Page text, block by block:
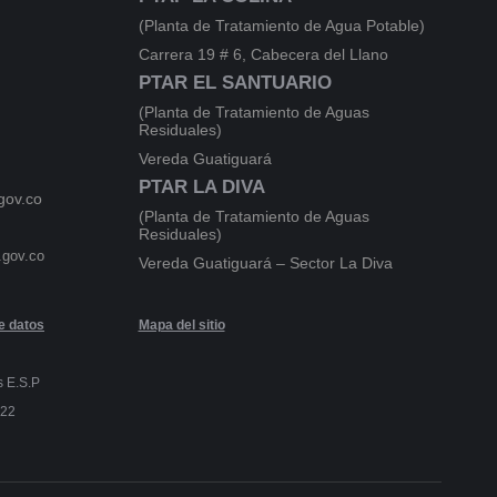
(Planta de Tratamiento de Agua Potable)
Carrera 19 # 6, Cabecera del Llano
PTAR EL SANTUARIO
(Planta de Tratamiento de Aguas
Residuales)
Vereda Guatiguará
PTAR LA DIVA
(Planta de Tratamiento de Aguas
Residuales)
Vereda Guatiguará – Sector La Diva
datos
E.S.P
Mapa del sitio